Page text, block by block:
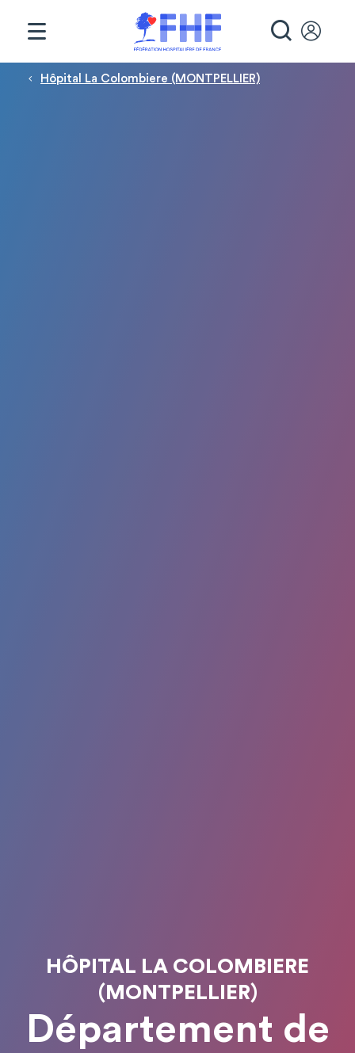
Fil d'Ariane
Hôpital La Colombiere (MONTPELLIER)
HÔPITAL LA COLOMBIERE
(MONTPELLIER)
Département de
Panneau de gestion des cookies